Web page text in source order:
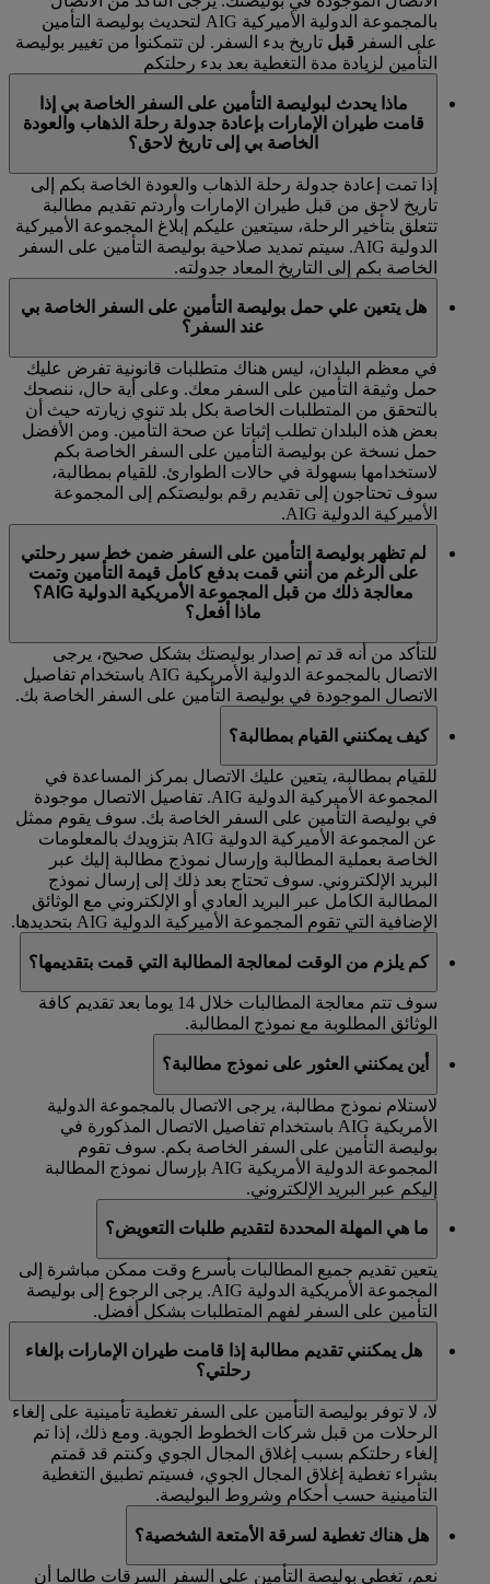
بالمجموعة الدولية الأميركية AIG لتحديث بوليصة التأمين
على السفر قبل تاريخ بدء السفر. لن تتمكنوا من تغيير بوليصة
التأمين لزيادة مدة التغطية بعد بدء رحلتكم
ماذا يحدث لبوليصة التأمين على السفر الخاصة بي إذا
قامت طيران الإمارات بإعادة جدولة رحلة الذهاب والعودة
الخاصة بي إلى تاريخ لاحق؟
إذا تمت إعادة جدولة رحلة الذهاب والعودة الخاصة بكم إلى
تاريخ لاحق من قبل طيران الإمارات وأردتم تقديم مطالبة
تتعلق بتأخير الرحلة، سيتعين عليكم إبلاغ المجموعة الأميركية
الدولية AIG. سيتم تمديد صلاحية بوليصة التأمين على السفر
الخاصة بكم إلى التاريخ المعاد جدولته.
هل يتعين علي حمل بوليصة التأمين على السفر الخاصة بي
عند السفر؟
في معظم البلدان، ليس هناك متطلبات قانونية تفرض عليك
حمل وثيقة التأمين على السفر معك. وعلى أية حال، ننصحك
بالتحقق من المتطلبات الخاصة بكل بلد تنوي زيارته حيث أن
بعض هذه البلدان تطلب إثباتا عن صحة التأمين. ومن الأفضل
حمل نسخة عن بوليصة التأمين على السفر الخاصة بكم
لاستخدامها بسهولة في حالات الطوارئ. للقيام بمطالبة،
سوف تحتاجون إلى تقديم رقم بوليصتكم إلى المجموعة
الأميركية الدولية AIG.
لم تظهر بوليصة التأمين على السفر ضمن خط سير رحلتي
على الرغم من أنني قمت بدفع كامل قيمة التأمين وتمت
معالجة ذلك من قبل المجموعة الأمريكية الدولية AIG؟
ماذا أفعل؟
للتأكد من أنه قد تم إصدار بوليصتك بشكل صحيح، يرجى
الاتصال بالمجموعة الدولية الأمريكية AIG باستخدام تفاصيل
الاتصال الموجودة في بوليصة التأمين على السفر الخاصة بك.
كيف يمكنني القيام بمطالبة؟
للقيام بمطالبة، يتعين عليك الاتصال بمركز المساعدة في
المجموعة الأميركية الدولية AIG. تفاصيل الاتصال موجودة
في بوليصة التأمين على السفر الخاصة بك. سوف يقوم ممثل
عن المجموعة الأميركية الدولية AIG بتزويدك بالمعلومات
الخاصة بعملية المطالبة وإرسال نموذج مطالبة إليك عبر
البريد الإلكتروني. سوف تحتاج بعد ذلك إلى إرسال نموذج
المطالبة الكامل عبر البريد العادي أو الإلكتروني مع الوثائق
الإضافية التي تقوم المجموعة الأميركية الدولية AIG بتحديدها.
كم يلزم من الوقت لمعالجة المطالبة التي قمت بتقديمها؟
سوف تتم معالجة المطالبات خلال 14 يوما بعد تقديم كافة
الوثائق المطلوبة مع نموذج المطالبة.
أين يمكنني العثور على نموذج مطالبة؟
لاستلام نموذج مطالبة، يرجى الاتصال بالمجموعة الدولية
الأمريكية AIG باستخدام تفاصيل الاتصال المذكورة في
بوليصة التأمين على السفر الخاصة بكم. سوف تقوم
المجموعة الدولية الأمريكية AIG بإرسال نموذج المطالبة
إليكم عبر البريد الإلكتروني.
ما هي المهلة المحددة لتقديم طلبات التعويض؟
يتعين تقديم جميع المطالبات بأسرع وقت ممكن مباشرة إلى
المجموعة الأمريكية الدولية AIG. يرجى الرجوع إلى بوليصة
التأمين على السفر لفهم المتطلبات بشكل أفضل.
هل يمكنني تقديم مطالبة إذا قامت طيران الإمارات بإلغاء
رحلتي؟
لا، لا توفر بوليصة التأمين على السفر تغطية تأمينية على إلغاء
الرحلات من قبل شركات الخطوط الجوية. ومع ذلك، إذا تم
إلغاء رحلتكم بسبب إغلاق المجال الجوي وكنتم قد قمتم
بشراء تغطية إغلاق المجال الجوي، فسيتم تطبيق التغطية
التأمينية حسب أحكام وشروط البوليصة.
هل هناك تغطية لسرقة الأمتعة الشخصية؟
نعم، تغطي بوليصة التأمين على السفر السرقات طالما أن